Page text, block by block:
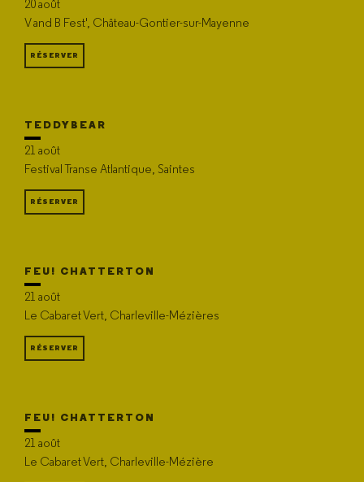
20 août
V and B Fest', Château-Gontier-sur-Mayenne
RÉSERVER
TEDDYBEAR
21 août
Festival Transe Atlantique, Saintes
RÉSERVER
FEU! CHATTERTON
21 août
Le Cabaret Vert, Charleville-Mézières
RÉSERVER
FEU! CHATTERTON
21 août
Le Cabaret Vert, Charleville-Mézière